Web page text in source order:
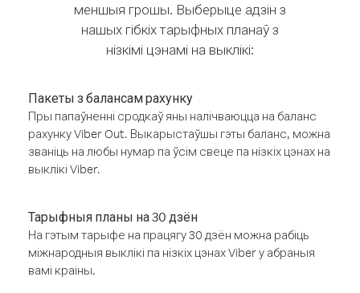
меншыя грошы. Выберыце адзін з
нашых гібкіх тарыфных планаў з
нізкімі цэнамі на выклікі:
Пакеты з балансам рахунку
Пры папаўненні сродкаў яны налічваюцца на баланс
рахунку Viber Out. Выкарыстаўшы гэты баланс, можна
званіць на любы нумар па ўсім свеце па нізкіх цэнах на
выклікі Viber.
Тарыфныя планы на 30 дзён
На гэтым тарыфе на працягу 30 дзён можна рабіць
міжнародныя выклікі па нізкіх цэнах Viber у абраныя
вамі краіны.